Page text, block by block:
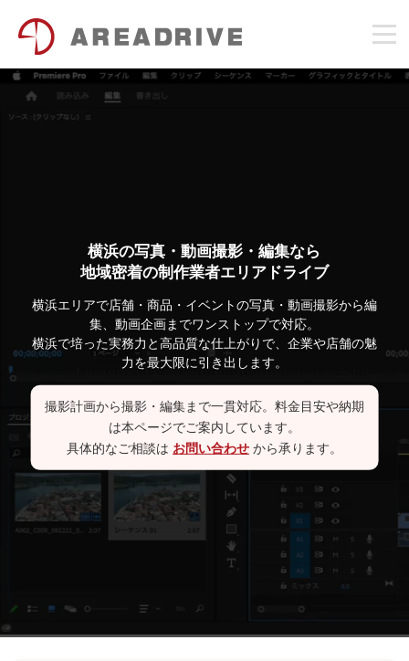
横浜の写真・動画撮影・編集なら
地域密着の制作業者エリアドライブ
横浜エリアで店舗・商品・イベントの写真・動画撮影から編
集、動画企画までワンストップで対応。
横浜で培った実務力と高品質な仕上がりで、企業や店舗の魅
力を最大限に引き出します。
撮影計画から撮影・編集まで一貫対応。料金目安や納期
は本ページでご案内しています。
具体的なご相談は お問い合わせから承ります。